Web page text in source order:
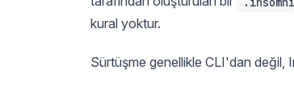
kural yoktur.
Sürtüşme genellikle CLI'dan değil,